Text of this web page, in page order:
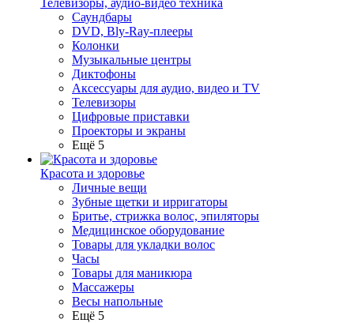
Телевизоры, аудио-видео техника
Саундбары
DVD, Bly-Ray-плееры
Колонки
Музыкальные центры
Диктофоны
Аксессуары для аудио, видео и TV
Телевизоры
Цифровые приставки
Проекторы и экраны
Ещё 5
Красота и здоровье
Личные вещи
Зубные щетки и ирригаторы
Бритье, стрижка волос, эпиляторы
Медицинское оборудование
Товары для укладки волос
Часы
Товары для маникюра
Массажеры
Весы напольные
Ещё 5